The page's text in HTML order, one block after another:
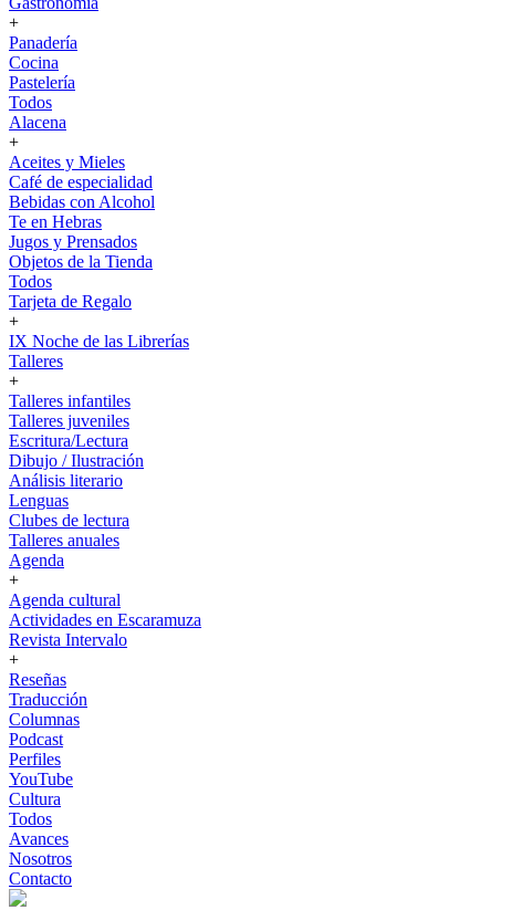
+
Panadería
Cocina
Pastelería
Todos
Alacena
+
Aceites y Mieles
Café de especialidad
Bebidas con Alcohol
Te en Hebras
Jugos y Prensados
Objetos de la Tienda
Todos
Tarjeta de Regalo
+
IX Noche de las Librerías
Talleres
+
Talleres infantiles
Talleres juveniles
Escritura/Lectura
Dibujo / Ilustración
Análisis literario
Lenguas
Clubes de lectura
Talleres anuales
Agenda
+
Agenda cultural
Actividades en Escaramuza
Revista Intervalo
+
Reseñas
Traducción
Columnas
Podcast
Perfiles
YouTube
Cultura
Todos
Avances
Nosotros
Contacto